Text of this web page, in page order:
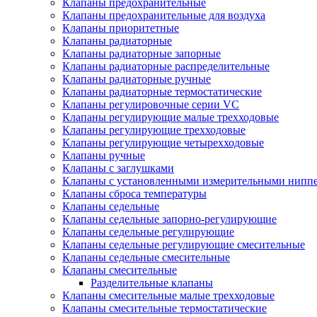
Клапаны предохранительные
Клапаны предохранительные для воздуха
Клапаны приоритетные
Клапаны радиаторные
Клапаны радиаторные запорные
Клапаны радиаторные распределительные
Клапаны радиаторные ручные
Клапаны радиаторные термостатические
Клапаны регулировочные серии VC
Клапаны регулирующие малые трехходовые
Клапаны регулирующие трехходовые
Клапаны регулирующие четырехходовые
Клапаны ручные
Клапаны с заглушками
Клапаны с установленными измерительными
Клапаны сброса температуры
Клапаны седельные
Клапаны седельные запорно-регулирующие
Клапаны седельные регулирующие
Клапаны седельные регулирующие смесительные
Клапаны седельные смесительные
Клапаны смесительные
Разделительные клапаны
Клапаны смесительные малые трехходовые
Клапаны смесительные термостатические